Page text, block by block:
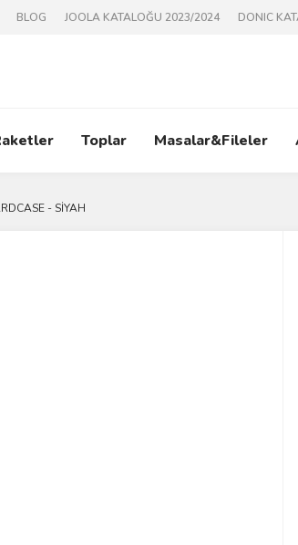
BLOG JOOLA KATALOĞU 2023/2024 DONIC
Toplar Masalar&Fileler
- SİYAH